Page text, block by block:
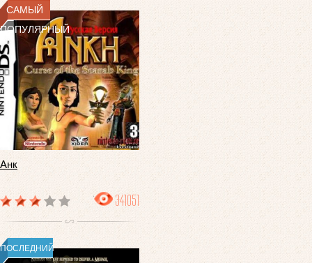
САМЫЙ
ПОПУЛЯРНЫЙ
Анк
341051
ПОСЛЕДНИЙ